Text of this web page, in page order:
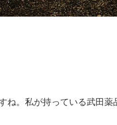
ね。私が持っている武田